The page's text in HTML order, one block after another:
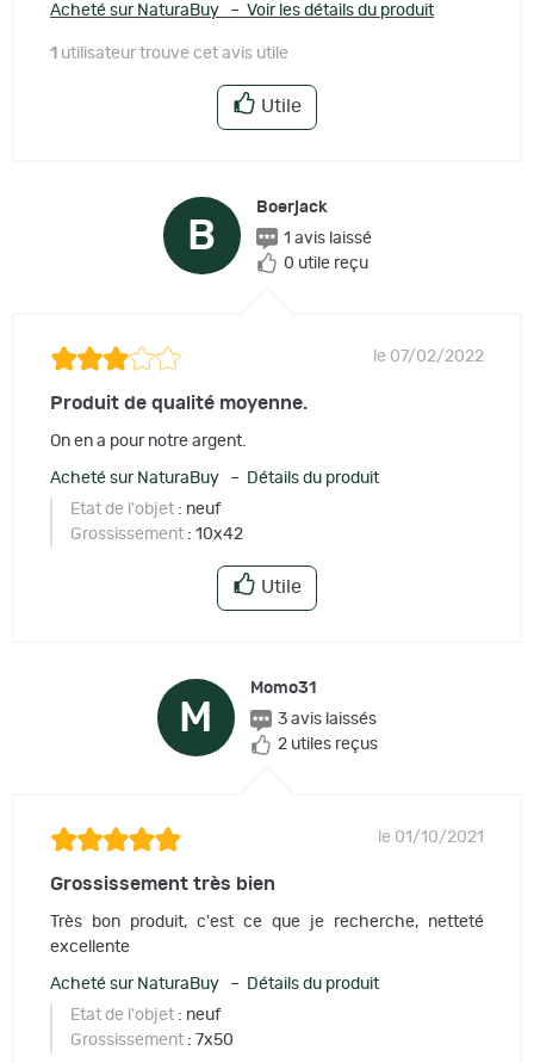
Acheté sur NaturaBuy – Voir les détails du produit
1 utilisateur trouve cet avis utile
Utile
B
Boerjack
1 avis laissé
0 utile reçu
le 07/02/2022
Produit de qualité moyenne.
On en a pour notre argent.
Acheté sur NaturaBuy – Détails du produit
Etat de l'objet : neuf
Grossissement : 10x42
Utile
M
Momo31
3 avis laissés
2 utiles reçus
le 01/10/2021
Grossissement très bien
Très bon produit, c'est ce que je recherche, netteté
excellente
Acheté sur NaturaBuy – Détails du produit
Etat de l'objet : neuf
Grossissement : 7x50